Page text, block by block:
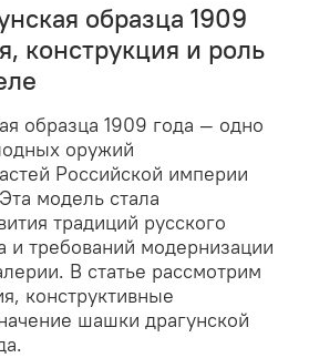
образца 1909
конструкция и роль
образца 1909 года — одно
оружий
Российской империи
модель стала
традиций русского
и требований модернизации
В статье рассмотрим
конструктивные
шашки драгунской